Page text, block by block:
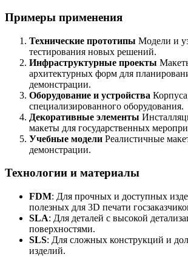
Примеры применения
Технические прототипы Модели и
тестирования новых решений.
Инфраструктурные проекты
архитектурных форм для
демонстрации.
Оборудование и устройства
специализированного оборудования.
Декоративные элементы
макеты для государственных
Учебные модели Реалистичные
демонстрации.
Технологии и материалы
FDM: Для прочных и доступных
полезных для 3D печати
SLA: Для деталей с высокой
поверхностями.
SLS: Для сложных конструкций и
изделий.